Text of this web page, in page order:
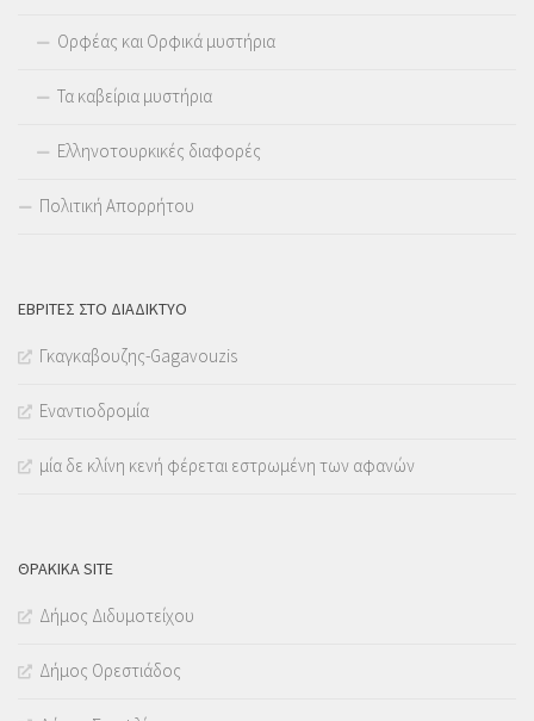
Ορφέας και Ορφικά μυστήρια
Τα καβείρια μυστήρια
Ελληνοτουρκικές διαφορές
Πολιτική Απορρήτου
ΕΒΡΊΤΕΣ ΣΤΟ ΔΙΑΔΊΚΤΥΟ
Γκαγκαβουζης-Gagavouzis
Εναντιοδρομία
μία δε κλίνη κενή φέρεται εστρωμένη των αφανών
ΘΡΑΚΙΚΑ SITE
Δήμος Διδυμοτείχου
Δήμος Ορεστιάδος